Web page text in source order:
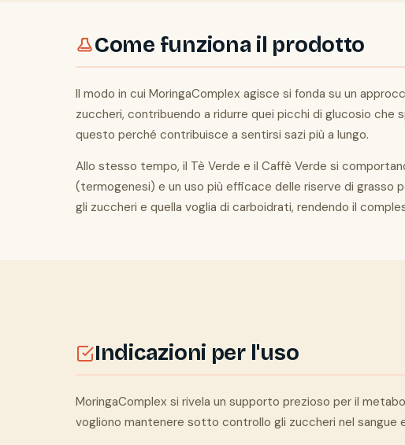
Come funziona il prodotto
Il modo in cui MoringaComplex agisce si fonda su un
zuccheri, contribuendo a ridurre quei picchi di glucosio
questo perché contribuisce a sentirsi sazi più a lungo.
Allo stesso tempo, il Tè Verde e il Caffè Verde si
(termogenesi) e un uso più efficace delle riserve di grasso
gli zuccheri e quella voglia di carboidrati, rendendo il
Indicazioni per l'uso
MoringaComplex si rivela un supporto prezioso per il
vogliono mantenere sotto controllo gli zuccheri nel sangue